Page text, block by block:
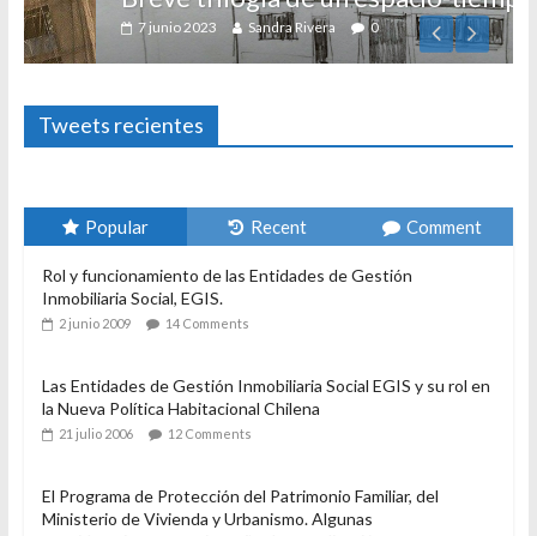
7 junio 2023 Sandra Rivera 0
Tweets recientes
Popular Recent Comment
Rol y funcionamiento de las Entidades de Gestión
Inmobiliaria Social, EGIS.
2 junio 2009 14 Comments
Las Entidades de Gestión Inmobiliaria Social EGIS y su rol en
la Nueva Política Habitacional Chilena
21 julio 2006 12 Comments
El Programa de Protección del Patrimonio Familiar, del
Ministerio de Vivienda y Urbanismo. Algunas